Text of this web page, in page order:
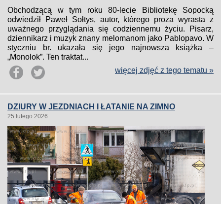
Obchodzącą w tym roku 80-lecie Bibliotekę Sopocką
odwiedził Paweł Sołtys, autor, którego proza wyrasta z
uważnego przyglądania się codziennemu życiu. Pisarz,
dziennikarz i muzyk znany melomanom jako Pablopavo. W
styczniu br. ukazała się jego najnowsza książka –
„Monolok”. Ten traktat...
więcej zdjęć z tego tematu »
DZIURY W JEZDNIACH I ŁATANIE NA ZIMNO
25 lutego 2026